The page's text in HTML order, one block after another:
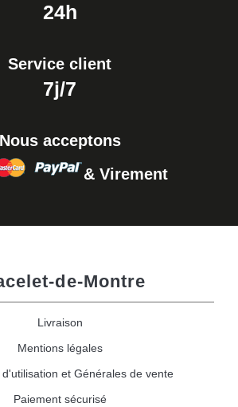
24h
Service client
7j/7
Nous acceptons
& Virement
de-Montre
Livraison
Mentions légales
et Générales de vente
Paiement sécurisé